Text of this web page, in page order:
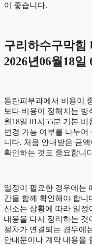
이 좋습니다.
구리하수구막힘
2026년06월18일
동탄피부과에서 비용이
보다 비용이 정해지는 방
월18일 01시55분 기본
변경 가능 여부를 나누
니다. 처음 안내받은 금
확인하는 것도 중요합니
일정이 필요한 경우에는
간을 함께 확인해야 합니
신소는 상황에 따라 일정
내용을 다시 정리하는 것
절차가 연결되는 경우에
안내문이나 계약 내용을